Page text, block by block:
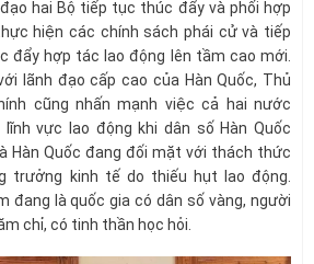
hai Bộ tiếp tục thúc đẩy và phối hợp
hiện các chính sách phái cử và tiếp
đẩy hợp tác lao động lên tầm cao mới.
lãnh đạo cấp cao của Hàn Quốc, Thủ
cũng nhấn mạnh việc cả hai nước
vực lao động khi dân số Hàn Quốc
Hàn Quốc đang đối mặt với thách thức
trưởng kinh tế do thiếu hụt lao động.
đang là quốc gia có dân số vàng, người
chỉ, có tinh thần học hỏi.